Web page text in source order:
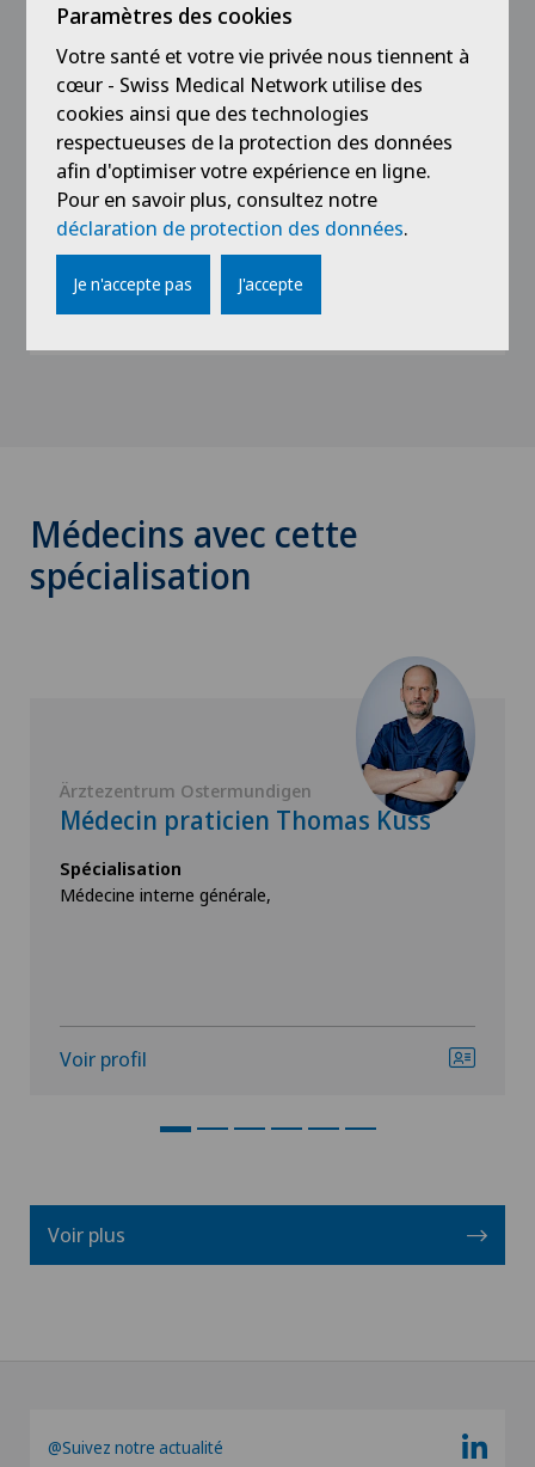
Assistenzärztin Innere Medizin
2010 - 2011
Spital Interlaken
Assistenzärztin Chirurgie und Orthopädie
2010
Salemspital Bern
Assistenzärztin Interdisziplinärer Notfall
Médecins avec cette
spécialisation
Ärztezentrum Ostermundigen
Médecin praticien Thomas Kuss
Spécialisation
Médecine interne générale,
Voir profil
Voir plus
@Suivez notre actualité
Paramètres des cookies
Votre santé et votre vie privée nous tiennent à
cœur - Swiss Medical Network utilise des
cookies ainsi que des technologies
respectueuses de la protection des données
afin d'optimiser votre expérience en ligne.
Pour en savoir plus, consultez notre
déclaration de protection des données.
Je n'accepte pas J'accepte